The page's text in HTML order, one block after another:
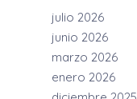
julio 2026
junio 2026
marzo 2026
enero 2026